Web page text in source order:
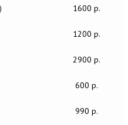
1600 р.
1200 р.
2900 р.
600 р.
990 р.